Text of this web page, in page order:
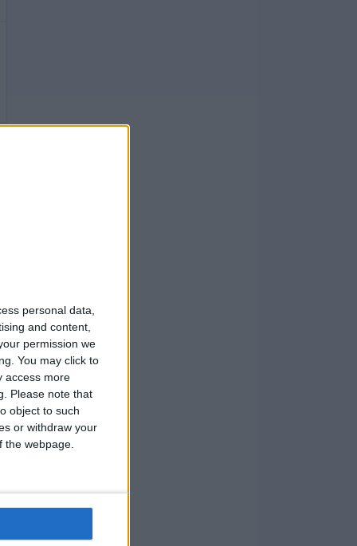
personal data,
and content,
permission we
You may click to
access more
Please note that
object to such
or withdraw your
webpage.